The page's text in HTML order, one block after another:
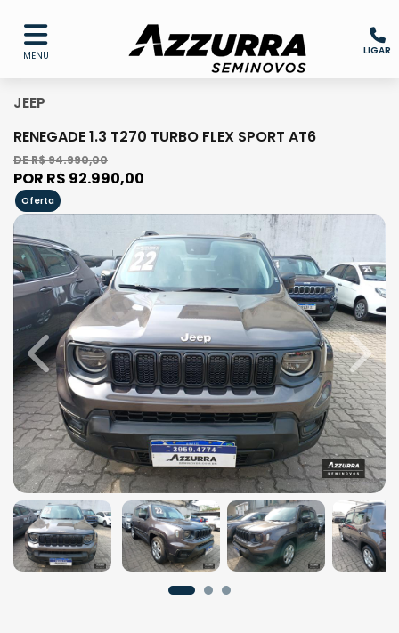
MENU LIGAR
JEEP
RENEGADE 1.3 T270 TURBO FLEX SPORT AT6
DE R$ 94.990,00
POR R$ 92.990,00
Oferta
Previous Next